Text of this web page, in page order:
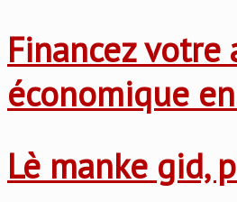
Financez votre
économique
Lè manke gid,